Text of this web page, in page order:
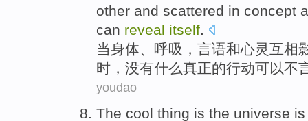
other and scattered in concept
can reveal itself.
当身体、 呼吸 ， 言语和心灵互相
时， 没有什么真正的行动可以不
youdao
The cool thing is the universe